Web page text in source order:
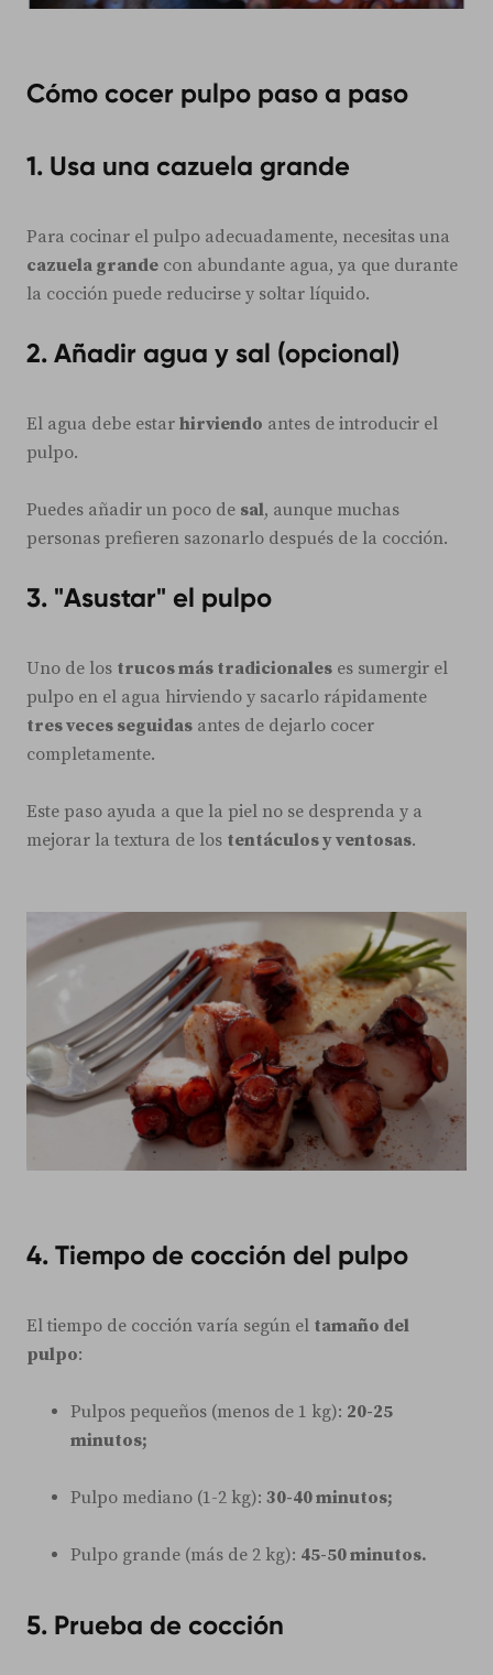
Cómo cocer pulpo paso a paso
1. Usa una cazuela grande
Para cocinar el pulpo adecuadamente, necesitas una
cazuela grande con abundante agua, ya que durante
la cocción puede reducirse y soltar líquido.
2. Añadir agua y sal (opcional)
El agua debe estar hirviendo antes de introducir el
pulpo.
Puedes añadir un poco de sal, aunque muchas
personas prefieren sazonarlo después de la cocción.
3. "Asustar" el pulpo
Uno de los trucos más tradicionales es sumergir el
pulpo en el agua hirviendo y sacarlo rápidamente
tres veces seguidas antes de dejarlo cocer
completamente.
Este paso ayuda a que la piel no se desprenda y a
mejorar la textura de los tentáculos y ventosas.
4. Tiempo de cocción del pulpo
El tiempo de cocción varía según el tamaño del
pulpo:
Pulpos pequeños (menos de 1 kg): 20-25
minutos;
Pulpo mediano (1-2 kg): 30-40 minutos;
Pulpo grande (más de 2 kg): 45-50 minutos.
5. Prueba de cocción